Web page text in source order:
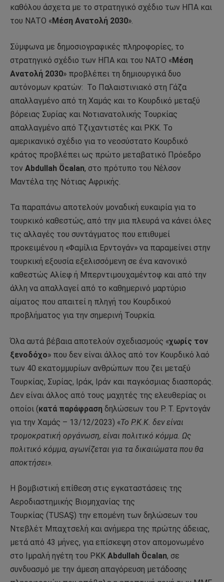
καθόλου άσχετα με το στρατηγικό σχέδιο των ΗΠΑ και
του ΝΑΤΟ «Μέση Ανατολή 2030».
Σύμφωνα με δημοσιογραφικές πληροφορίες, το
στρατηγικό σχέδιο των ΗΠΑ και του ΝΑΤΟ «Μέση
Ανατολή 2030» προβλέπει τη δημιουργικά δυο
αυτόνομων κρατών: Το Παλαιστινιακό στη Γάζα
απαλλαγμένο από τη Χαμάς και το Κουρδικό μεταξύ
βόρειας Συρίας και Νοτιανατολικής Τουρκίας
απαλλαγμένο από Τζιχαντιστές και ΡΚΚ. Το
αμερικανικό σχέδιο για το νεοσύστατο Κουρδικό
κράτος προβλέπει ως πρώτο μεταβατικό Πρόεδρο
τον Abdullah Öcalan, στο πρότυπο του Νέλσον
Μαντέλα της Νότιας Αφρικής.
Τα παραπάνω αποτελούν μοναδική ευκαιρία για το
τουρκικό καθεστώς, από την μια πλευρά να κάνει όλες
τις αλλαγές του συντάγματος που επιθυμεί
προκειμένου η «Φαμίλια Ερντογάν» να παραμείνει στην
τουρκική εξουσία εξελισσόμενη σε ένα κανονικό
καθεστώς Αλίεφ ή Μπερντιμουχαμέντοφ και από την
άλλη να απαλλαγεί από το καθημερινό μαρτύριο
αίματος που απαιτεί η πληγή του Κουρδικού
προβλήματος για την σημερινή Τουρκία.
Όλα αυτά βέβαια αποτελούν σχεδιασμούς «χωρίς τον
ξενοδόχο» που δεν είναι άλλος από τον Κουρδικό λαό
των 40 εκατομμυρίων ανθρώπων που ζει μεταξύ
Τουρκίας, Συρίας, Ιράκ, Ιράν και παγκόσμιας διασποράς.
Δεν είναι άλλος από τους μαχητές της ελευθερίας οι
οποίοι (κατά παράφραση δηλώσεων του Ρ. Τ. Ερντογάν
για την Χαμάς – 13/12/2023) «Το Ρ.Κ.Κ. δεν είναι
τρομοκρατική οργάνωση, είναι πολιτικό κόμμα. Ως
πολιτικό κόμμα, αγωνίζεται για τα δικαιώματα που θα
αποκτήσει».
Η βομβιστική επίθεση στις εγκαταστάσεις της
Αεροδιαστημικής Βιομηχανίας της
Τουρκίας (TUSAŞ) την επομένη των δηλώσεων του
Ντεβλέτ Μπαχτσελή και ανήμερα της πρώτης άδειας,
μετά από 43 μήνες, για επίσκεψη στον απομονωμένο
στο Ιμραλή ηγέτη του ΡΚΚ Abdullah Öcalan, σε
συνδυασμό με την άμεση απαγόρευση μετάδοσης